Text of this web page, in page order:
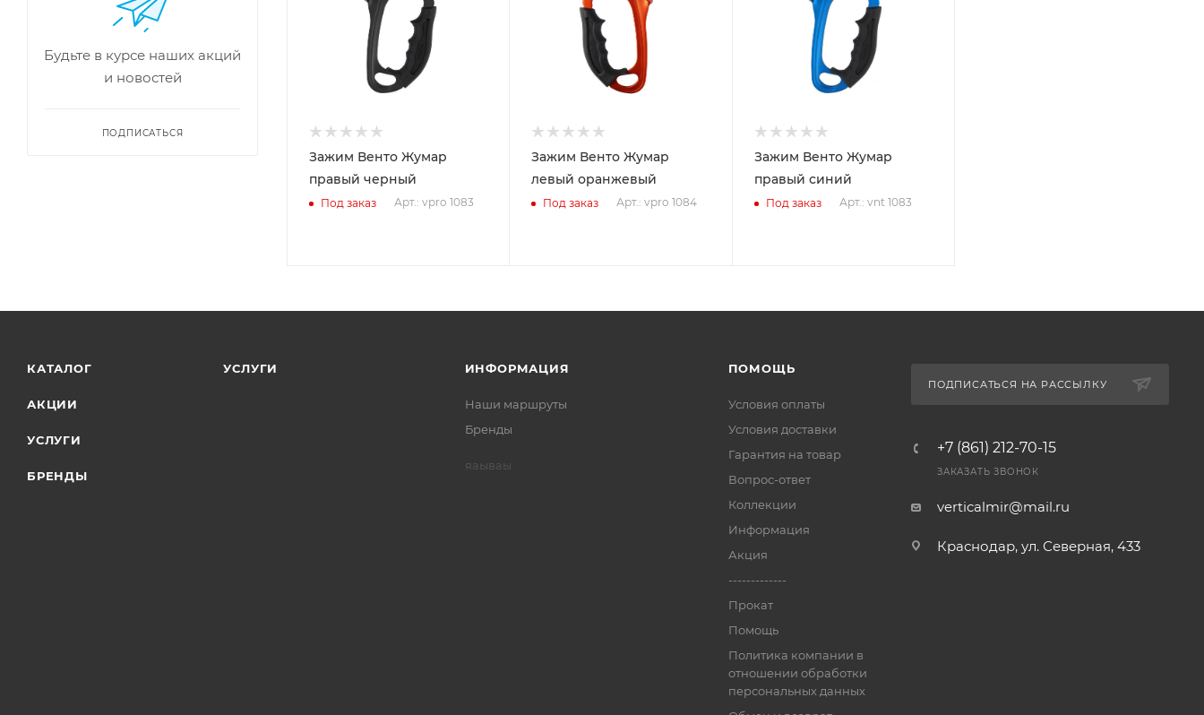
Зажим Венто Жумар
правый черный
Под заказ Арт.: vpro 1083
Зажим Венто Жумар
левый оранжевый
Под заказ Арт.: vpro 1084
Зажим Венто Жумар
правый синий
Под заказ Арт.: vnt 1083
Будьте в курсе наших акций
и новостей
ПОДПИСАТЬСЯ
КАТАЛОГ
АКЦИИ
УСЛУГИ
БРЕНДЫ
УСЛУГИ ИНФОРМАЦИЯ
Наши маршруты
Бренды
яаываы
ПОМОЩЬ
Условия оплаты
Условия доставки
Гарантия на товар
Вопрос-ответ
Коллекции
Информация
Акция
-------------
Прокат
Помощь
Политика компании в
отношении обработки
персональных данных
ПОДПИСАТЬСЯ НА РАССЫЛКУ
+7 (861) 212-70-15
ЗАКАЗАТЬ ЗВОНОК
verticalmir@mail.ru
Краснодар, ул. Северная, 433